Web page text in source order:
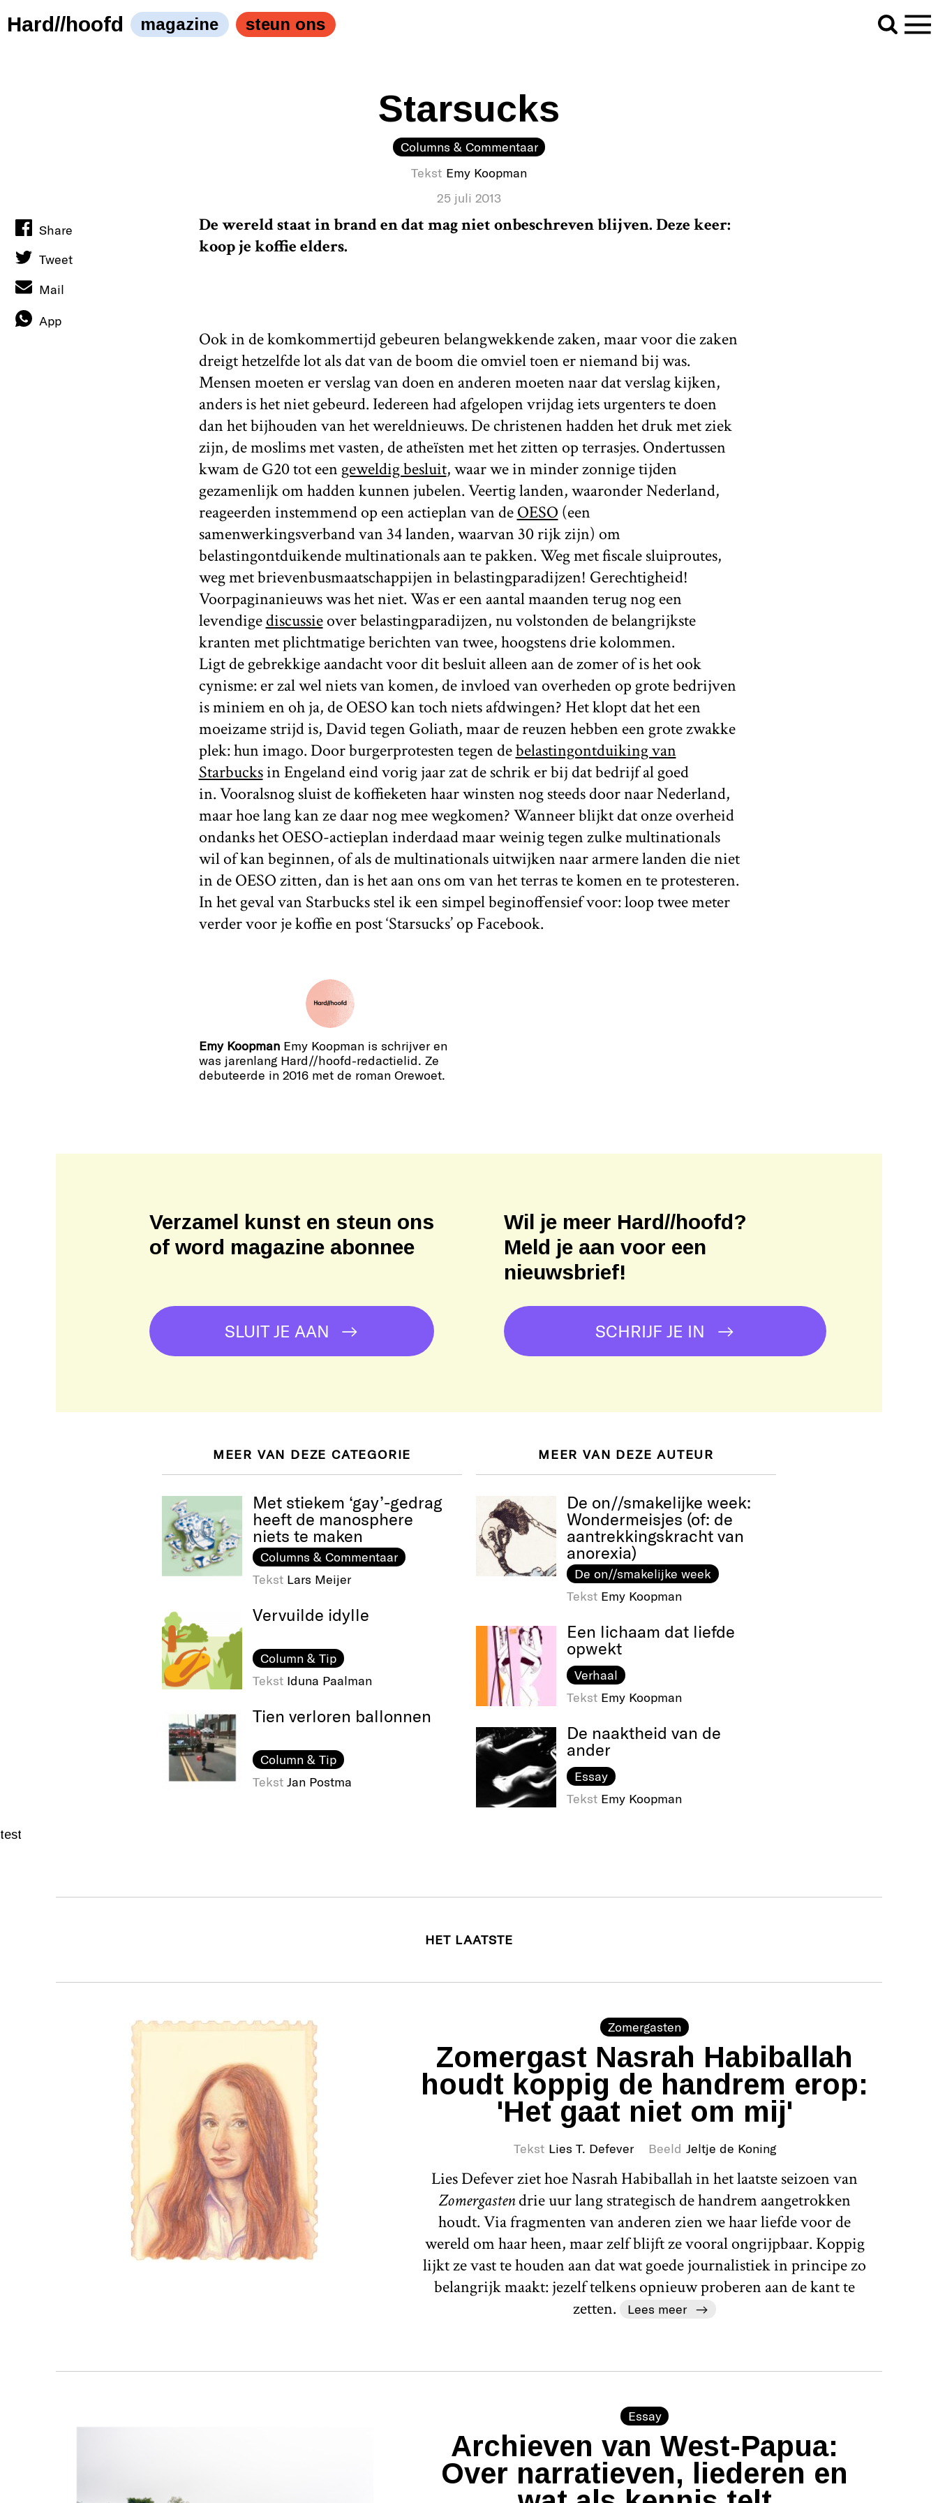
Hard//hoofd magazine steun ons
Starsucks
Columns & Commentaar
Tekst Emy Koopman
25 juli 2013
De wereld staat in brand en dat mag niet onbeschreven blijven. Deze keer:
koop je koffie elders.
Ook in de komkommertijd gebeuren belangwekkende zaken, maar voor die zaken
dreigt hetzelfde lot als dat van de boom die omviel toen er niemand bij was.
Mensen moeten er verslag van doen en anderen moeten naar dat verslag kijken,
anders is het niet gebeurd. Iedereen had afgelopen vrijdag iets urgenters te doen
dan het bijhouden van het wereldnieuws. De christenen hadden het druk met ziek
zijn, de moslims met vasten, de atheïsten met het zitten op terrasjes. Ondertussen
kwam de G20 tot eengeweldig besluit, waar we in minder zonnige tijden
gezamenlijk om hadden kunnen jubelen. Veertig landen, waaronder Nederland,
reageerden instemmend op een actieplan van deOESO (een
samenwerkingsverband van 34 landen, waarvan 30 rijk zijn) om
belastingontduikende multinationals aan te pakken. Weg met fiscale sluiproutes,
weg met brievenbusmaatschappijen in belastingparadijzen! Gerechtigheid!
Voorpaginanieuws was het niet. Was er een aantal maanden terug nog een
levendigediscussieover belastingparadijzen, nu volstonden de belangrijkste
kranten met plichtmatige berichten van twee, hoogstens drie kolommen.
Ligt de gebrekkige aandacht voor dit besluit alleen aan de zomer of is het ook
cynisme: er zal wel niets van komen, de invloed van overheden op grote bedrijven
is miniem en oh ja, de OESO kan toch niets afdwingen? Het klopt dat het een
moeizame strijd is, David tegen Goliath, maar de reuzen hebben een grote zwakke
plek: hun imago. Door burgerprotesten tegen debelastingontduiking van
Starbucksin Engeland eind vorig jaar zat de schrik er bij dat bedrijf al goed
in. Vooralsnog sluist de koffieketen haar winsten nog steeds door naar Nederland,
maar hoe lang kan ze daar nog mee wegkomen? Wanneer blijkt dat onze overheid
ondanks het OESO-actieplan inderdaad maar weinig tegen zulke multinationals
wil of kan beginnen, of als de multinationals uitwijken naar armere landen die niet
in de OESO zitten, dan is het aan ons om van het terras te komen en te protesteren.
In het geval van Starbucks stel ik een simpel beginoffensief voor: loop twee meter
verder voor je koffie en post ‘Starsucks’ op Facebook.
Share
Tweet
Mail
App
Emy KoopmanEmy Koopman is schrijver en
was jarenlang Hard//hoofd-redactielid. Ze
debuteerde in 2016 met de roman Orewoet.
Verzamel kunst en steun ons
of word magazine abonnee
SLUIT JE AAN
Wil je meer Hard//hoofd?
Meld je aan voor een
nieuwsbrief!
SCHRIJF JE IN
MEER VAN DEZE CATEGORIE
Met stiekem ‘gay’-gedrag
heeft de manosphere
niets te maken
Columns & Commentaar
Tekst Lars Meijer
Vervuilde idylle
Column & Tip
Tekst Iduna Paalman
Tien verloren ballonnen
Column & Tip
Tekst Jan Postma
MEER VAN DEZE AUTEUR
De on//smakelijke week:
Wondermeisjes (of: de
aantrekkingskracht van
anorexia)
De on//smakelijke week
Tekst Emy Koopman
Een lichaam dat liefde
opwekt
Verhaal
Tekst Emy Koopman
De naaktheid van de
ander
Essay
Tekst Emy Koopman
test
HET LAATSTE
Zomergasten
Zomergast Nasrah Habiballah
houdt koppig de handrem erop:
'Het gaat niet om mij'
Tekst Lies T. Defever Beeld Jeltje de Koning
Lies Defever ziet hoe Nasrah Habiballah in het laatste seizoen van
Zomergastendrie uur lang strategisch de handrem aangetrokken
houdt. Via fragmenten van anderen zien we haar liefde voor de
wereld om haar heen, maar zelf blijft ze vooral ongrijpbaar. Koppig
lijkt ze vast te houden aan dat wat goede journalistiek in principe zo
belangrijk maakt: jezelf telkens opnieuw proberen aan de kant te
zetten.
Lees meer
Essay
Archieven van West-Papua:
Over narratieven, liederen en